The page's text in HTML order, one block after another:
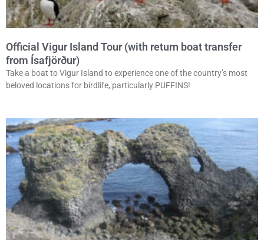
Official Vigur Island Tour (with return boat transfer
from Ísafjörður)
Take a boat to Vigur Island to experience one of the country’s most
beloved locations for birdlife, particularly PUFFINS!